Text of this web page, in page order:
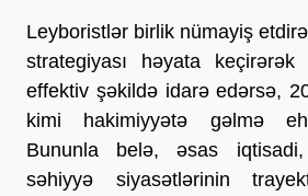
Leyboristlər birlik nümayiş
strategiyası həyata keçirərək
effektiv şəkildə idarə edərsə,
kimi hakimiyyətə gəlmə
Bununla belə, əsas
səhiyyə siyasətlərinin